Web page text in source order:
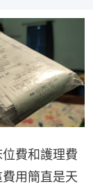
費和護理費
用簡直是天